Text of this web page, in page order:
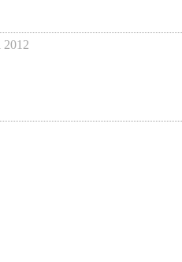
2012